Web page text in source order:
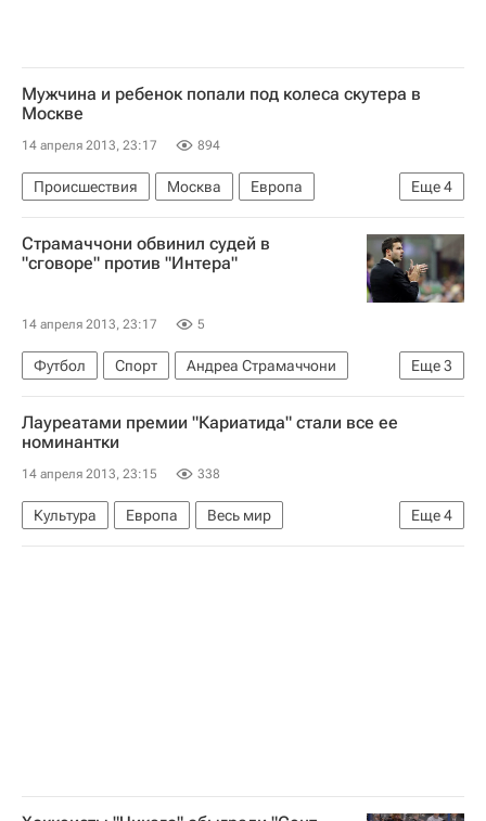
Мужчина и ребенок попали под колеса скутера в
Москве
14 апреля 2013, 23:17 894
Еще4
Происшествия Москва
Европа
Центральный ФО
Весь мир
Управление ГИБДД по г. Москве
Страмаччони обвинил судей в
"сговоре" против "Интера"
14 апреля 2013, 23:17 5
Еще3
Футбол Спорт
Андреа Страмаччони
Серия А 2026-2027 (Чемпионат Италии по футболу)
Кальяри
Интер
Лауреатами премии "Кариатида" стали все ее
номинантки
14 апреля 2013, 23:15 338
Еще4
Культура Европа
Весь мир
Государственный центр современного искусства